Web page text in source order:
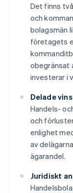
Det finns
och
bolagsmän
företagets
obegränsat
investerar i
Delade
Handels-
och
enlighet
av
ägarandel.
Juridiskt